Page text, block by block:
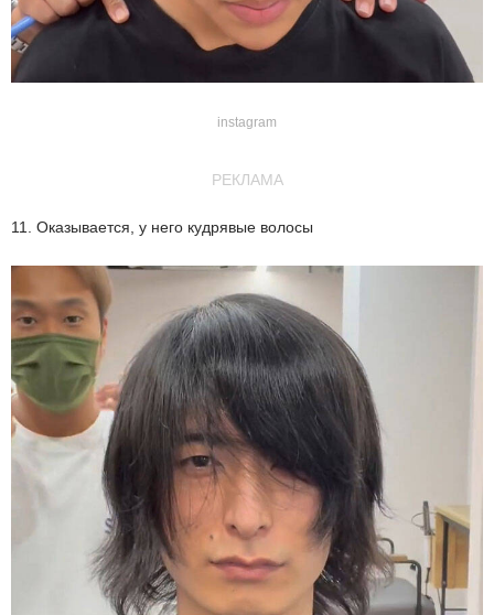
instagram
РЕКЛАМА
11. Оказывается, у него кудрявые волосы